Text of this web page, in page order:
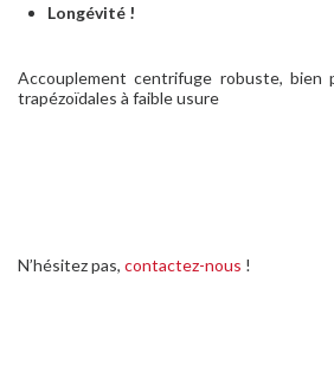
Longévité !
Accouplement centrifuge robuste, bien
trapézoïdales à faible usure
N’hésitez pas, contactez-nous !